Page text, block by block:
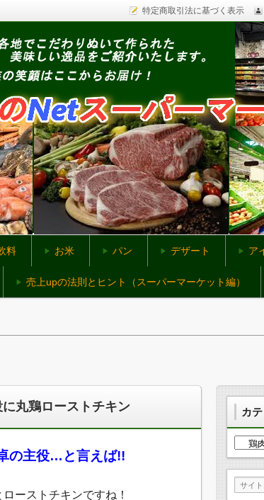
特定商取引法に基づく表示
ー
料 お米 パン デザート ア
売上upの法則とヒント（スーパーマーケット編）
丸鶏ローストチキン
の主役…と言えば!!
ーストチキンですね！
カ
テ
ゴ
リ
ー